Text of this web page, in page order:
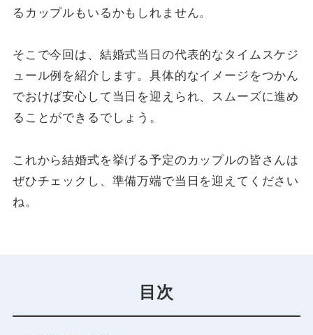
るカップルもいるかもしれません。
そこで今回は、結婚式当日の代表的なタイムスケジ
ュール例を紹介します。具体的なイメージをつかん
でおけば安心して当日を迎えられ、スムーズに進め
ることができるでしょう。
これから結婚式を挙げる予定のカップルの皆さんは
ぜひチェックし、準備万端で当日を迎えてください
ね。
目次